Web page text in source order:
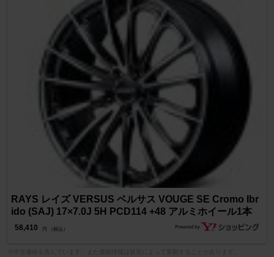
RAYS レイズ VERSUS ベルサス VOUGE SE Cromo Ibr
ido (SAJ) 17×7.0J 5H PCD114 +48 アルミホイール1本
58,410 円 （税込）